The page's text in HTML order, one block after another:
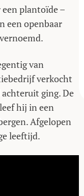
plantoïde –
een openbaar
van
verkocht
ging. De
hij in een
Afgelopen
leeftijd.